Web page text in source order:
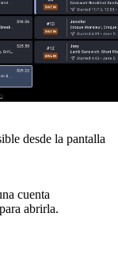
desde la pantalla
cuenta
para abrirla.